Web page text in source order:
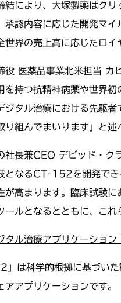
結により、大塚製薬はク
承認内容に応じた開発マ
世界の売上高に応じたロイ
役 医薬品事業北米担当 カ
を持つ抗精神病薬や世界
ジタル治療における先駆
り組んでまいります」と述
社長兼CEO デビッド・ク
となるCT-152を開発でき
が高まります。臨床試験
ールとなるとともに、こ
タル治療アプリケーション「
」は科学的根拠に基づいた
アアプリケーションです。